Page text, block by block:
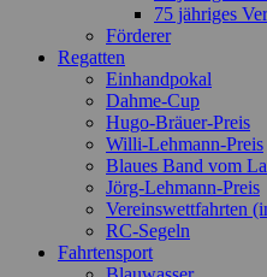
75 jähriges
Förderer
Regatten
Einhandpokal
Dahme-Cup
Hugo-Bräuer-Preis
Willi-Lehmann-Preis
Blaues Band vom
Jörg-Lehmann-Preis
Vereinswettfahrten
RC-Segeln
Fahrtensport